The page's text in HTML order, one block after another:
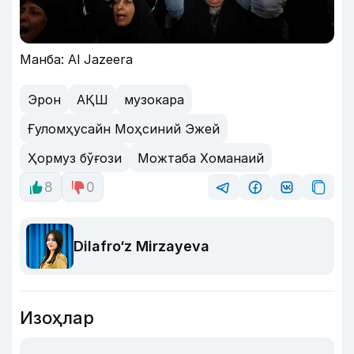
Манба: Al Jazeera
Эрон АҚШ
музокара
Ғуломҳусайн Моҳсиний Эжей
Ҳормуз бўғози
Можтаба Хоманаий
8
0
Dilafro‘z Mirzayeva
Изоҳлар